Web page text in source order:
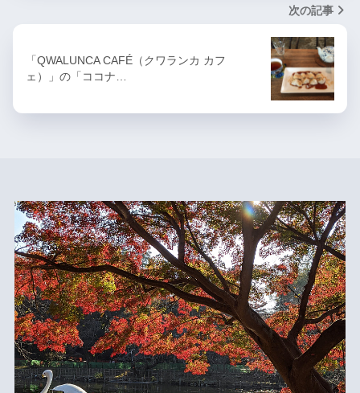
次の記事
「QWALUNCA CAFÉ（クワランカ カフ
ェ）」の「ココナ…